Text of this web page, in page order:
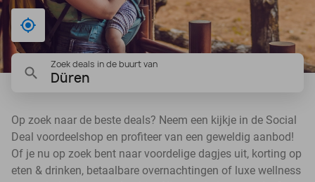
Bij mij in de buurt
Zoek deals in de buurt van
Düren
Op zoek naar de beste deals? Neem een kijkje in de Social
Deal voordeelshop en profiteer van een geweldig aanbod!
Of je nu op zoek bent naar voordelige dagjes uit, korting op
eten & drinken, betaalbare overnachtingen of luxe wellness